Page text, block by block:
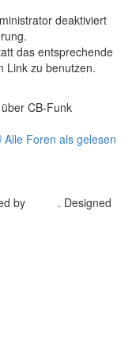
Link zu benutzen.
CB-Funk
by MyBB . Designed